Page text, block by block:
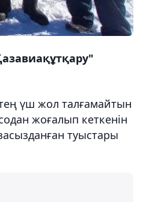
үш жол талғамайтын
жоғалып кеткенін
туыстары